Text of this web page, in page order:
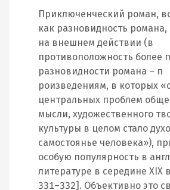
Приключенческий роман,
как разновидность романа,
на внешнем действии (в
противоположность более
разновидности романа – п
роизведениям, в которых
центральных проблем
мысли, художественного
культуры в целом стало
самостоянье человека»),
особую популярность в
литературе в середине XIX
331–332]. Объективно это